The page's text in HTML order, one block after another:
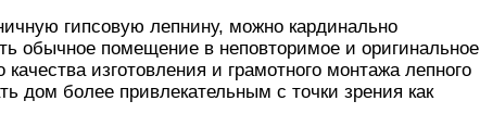
гипсовую лепнину, можно кардинально
обычное помещение в неповторимое и оригинальное
изготовления и грамотного монтажа лепного
дом более привлекательным с точки зрения как